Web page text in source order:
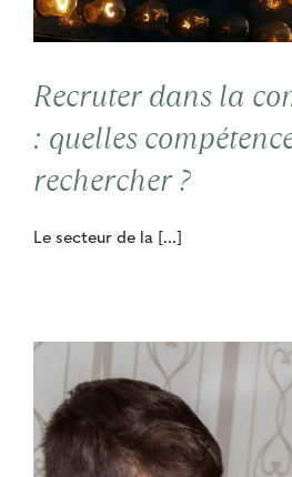
Contact
Cooptation
Recruter dans la
: quelles
rechercher ?
Le secteur de la [...]